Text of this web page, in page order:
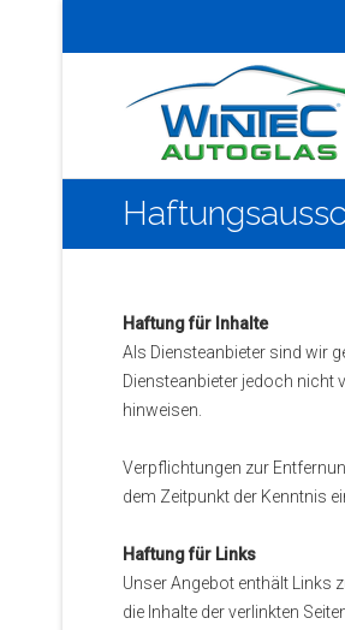
Haftung für Inhalte
Als Diensteanbieter sind wir
Diensteanbieter jedoch nicht
hinweisen.
Verpflichtungen zur
dem Zeitpunkt der Kenntnis
Haftung für Links
Unser Angebot enthält Links
die Inhalte der verlinkten